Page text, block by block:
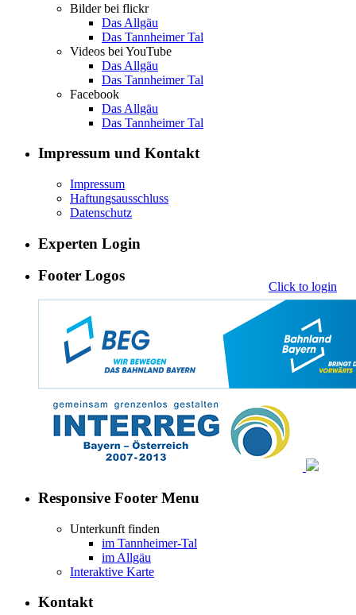
Bilder bei flickr
Das Allgäu
Das Tannheimer Tal
Videos bei YouTube
Das Allgäu
Das Tannheimer Tal
Facebook
Das Allgäu
Das Tannheimer Tal
Impressum und Kontakt
Impressum
Haftungsausschluss
Datenschutz
Experten Login
Click to login
Footer Logos
Responsive Footer Menu
Unterkunft finden
im Tannheimer-Tal
im Allgäu
Interaktive Karte
Kontakt